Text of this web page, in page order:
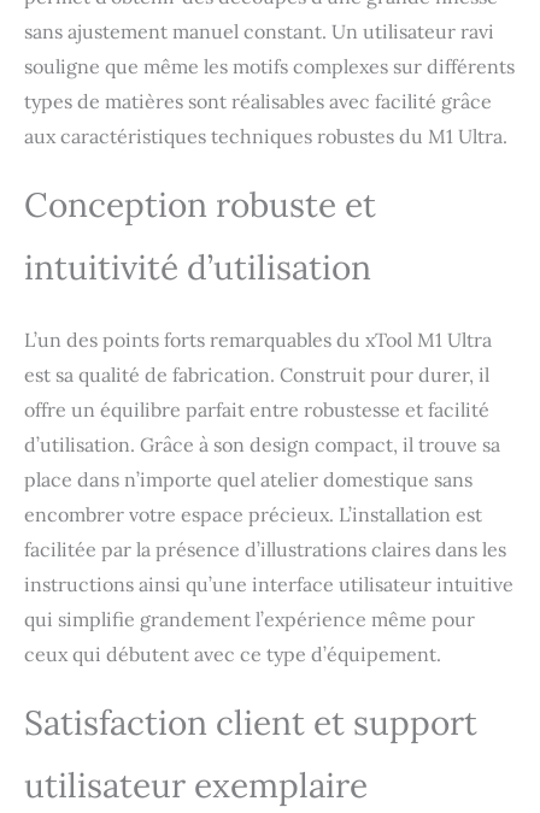
tatouages éphémères, la
décoration intérieure, les
cadeaux personnalisés et
le lancement d’une
activité complémentaire.
【Logiciel Intuitif avec
Personnalisables】 :
xTool Studio, facile à
centaines de modèles
intégré. Transformez
rapidement vos idées en
décorations d’intérieur
uniques. 【Modules
Extras pour Créatifs
Variés】 : Cette machine
de decoupe laser est
équipée d’un module
laser diode de 10 W. Vous
pouvez également opter
pour un module
d’impression jet d’encre
CMJN ou un module laser
(vendus séparément)
l’impression couleur ou
réaliser des gravures
sans ajustement manuel constant. Un utilisateur ravi
souligne que même les motifs complexes sur différents
types de matières sont réalisables avec facilité grâce
aux caractéristiques techniques robustes du M1 Ultra.
Conception robuste et
intuitivité d’utilisation
L’un des points forts remarquables du xTool M1 Ultra
est sa qualité de fabrication. Construit pour durer, il
offre un équilibre parfait entre robustesse et facilité
d’utilisation. Grâce à son design compact, il trouve sa
place dans n’importe quel atelier domestique sans
encombrer votre espace précieux. L’installation est
facilitée par la présence d’illustrations claires dans les
instructions ainsi qu’une interface utilisateur intuitive
qui simplifie grandement l’expérience même pour
ceux qui débutent avec ce type d’équipement.
Satisfaction client et support
utilisateur exemplaire